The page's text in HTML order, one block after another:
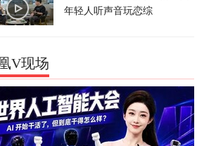
年轻人听声音玩恋综
V现场